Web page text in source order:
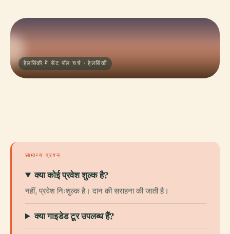
हेलसिंकी में सेंट पॉल चर्च · हेलसिंकी
सामान्य प्रश्न
क्या कोई प्रवेश शुल्क है?
नहीं, प्रवेश निःशुल्क है। दान की सराहना की जाती है।
क्या गाइडेड टूर उपलब्ध हैं?